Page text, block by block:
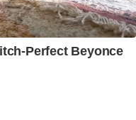
Perfect Beyonce